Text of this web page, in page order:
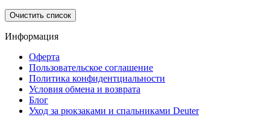
Очистить список
Информация
Оферта
Пользовательское соглашение
Политика конфидентциальности
Условия обмена и возврата
Блог
Уход за рюкзаками и спальниками Deuter